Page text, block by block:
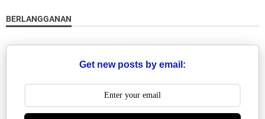
BERLANGGANAN
Get new posts by email: